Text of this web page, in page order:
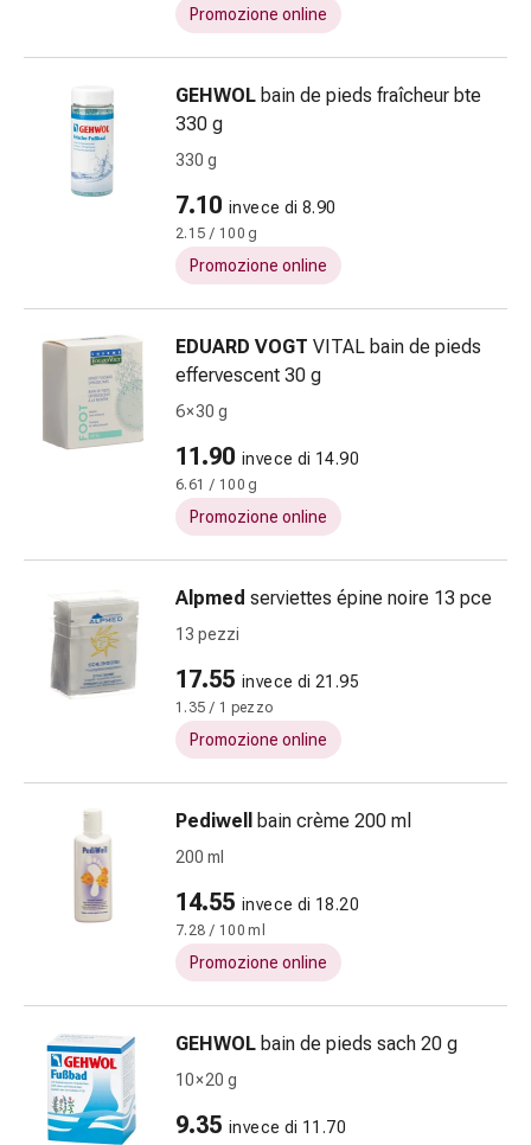
delle
ferite
Medicazioni
spray
cutanee
adesive
colla
tissutale
Unguento
vescicante
Tamponi
Occhi
e
Dolore
all'orecchio
Igiene
dell'orecchio
Gocce
oftalmiche
Infiammazione
oculare
Medicazioni
oftalmiche
oculare
Influenza
e
raffreddore
Caramelle
Influenza
Promozione online
GEHWOL bain de pieds fraîcheur bte
330 g
330 g
7.10 invece di 8.90
2.15 / 100 g
Promozione online
EDUARD VOGT VITAL bain de pieds
effervescent 30 g
6 × 30 g
11.90 invece di 14.90
6.61 / 100 g
Promozione online
Alpmed serviettes épine noire 13 pce
13 pezzi
17.55 invece di 21.95
1.35 / 1 pezzo
Promozione online
Pediwell bain crème 200 ml
200 ml
14.55 invece di 18.20
7.28 / 100 ml
Promozione online
GEHWOL bain de pieds sach 20 g
10 × 20 g
9.35 invece di 11.70